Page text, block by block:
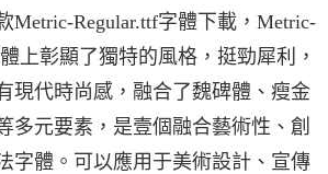
Metric-Regular.ttf字體下載，Metric-
上彰顯了獨特的風格，挺勁犀利，
現代時尚感，融合了魏碑體、瘦金
多元要素，是壹個融合藝術性、創
字體。可以應用于美術設計、宣傳